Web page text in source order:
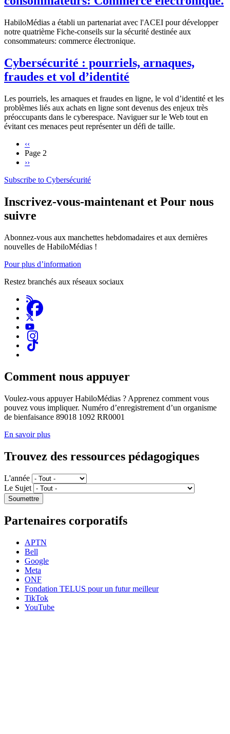
HabiloMédias a établi un partenariat avec l'ACEI pour développer
notre quatrième Fiche-conseils sur la sécurité destinée aux
consommateurs: commerce électronique.
Cybersécurité : pourriels, arnaques,
fraudes et vol d’identité
Les pourriels, les arnaques et fraudes en ligne, le vol d’identité et les
problèmes liés aux achats en ligne sont devenus des enjeux très
préoccupants dans le cyberespace. Naviguer sur le Web tout en
évitant ces menaces peut représenter un défi de taille.
Pagination
Previous
page
‹‹
Page 2
Next
››
Subscribe to Cybersécurité
Inscrivez-vous-maintenant et Pour nous
suivre
Abonnez-vous aux manchettes hebdomadaires et aux dernières
nouvelles de HabiloMédias !
Pour plus d’information
Restez branchés aux réseaux sociaux
Comment nous appuyer
Voulez-vous appuyer HabiloMédias ? Apprenez comment vous
pouvez vous impliquer. Numéro d’enregistrement d’un organisme
de bienfaisance 89018 1092 RR0001
En savoir plus
Trouvez des ressources pédagogiques
L'année
Le Sujet
Partenaires corporatifs
APTN
Bell
Google
Meta
ONF
Fondation TELUS pour un futur meilleur
TikTok
YouTube